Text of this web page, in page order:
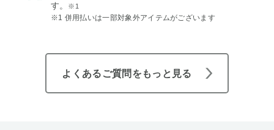
す。
※1
※1 併用払いは一部対象外アイテムがございます
よくあるご質問をもっと見る